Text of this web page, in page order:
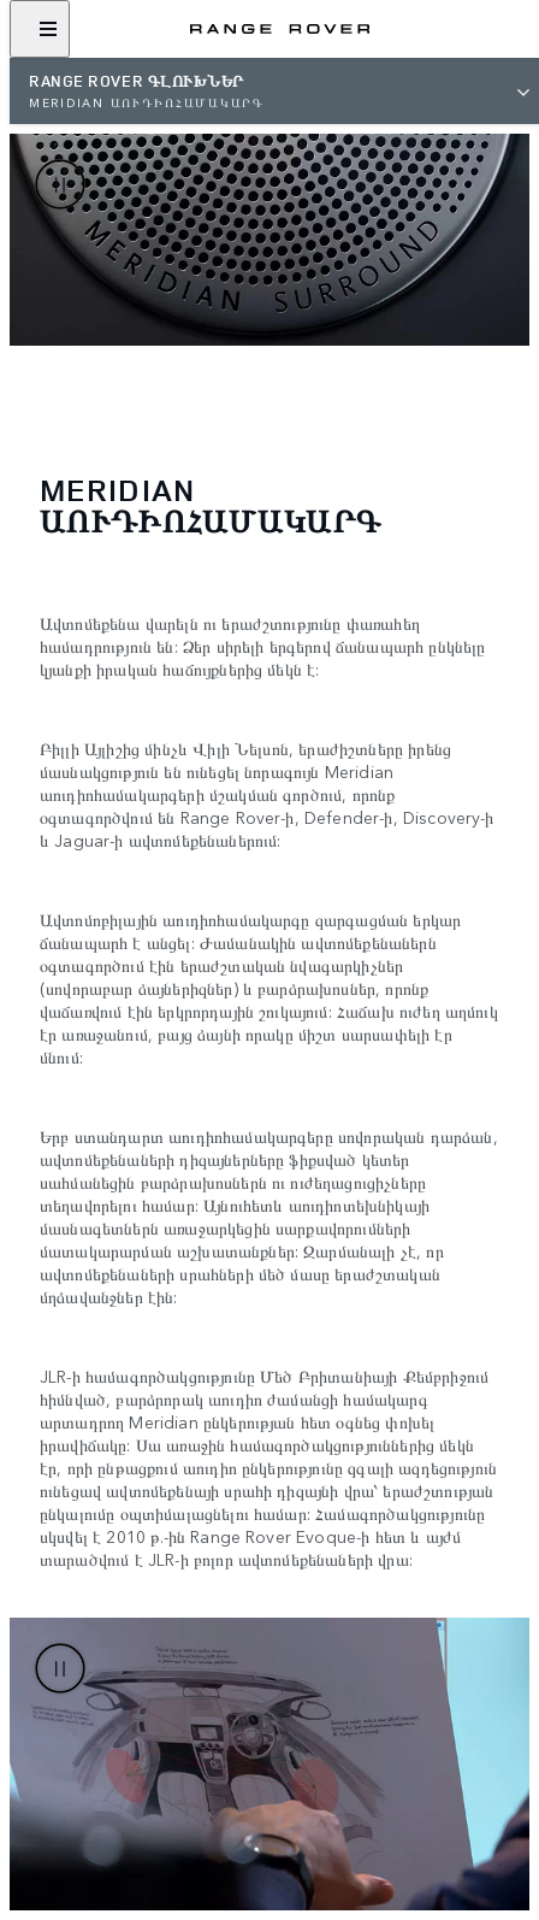
RANGE ROVER ԳԼՈՒԽՆԵՐ
MERIDIAN ԱՈՒԴԻՈՀԱՄԱԿԱՐԳ
MERIDIAN
ԱՈՒԴԻՈՀԱՄԱԿԱՐԳ
Ավտոմեքենա վարելն ու երաժշտությունը փառահեղ
համադրություն են: Ձեր սիրելի երգերով ճանապարհ ընկնելը
կյանքի իրական հաճույքներից մեկն է:
Բիլլի Այլիշից մինչև Վիլի Նելսոն, երաժիշտները իրենց
մասնակցություն են ունեցել նորագույն Meridian
աուդիոհամակարգերի մշակման գործում, որոնք
օգտագործվում են Range Rover-ի, Defender-ի, Discovery-ի
և Jaguar-ի ավտոմեքենաներում:
Ավտոմոբիլային աուդիոհամակարգը զարգացման երկար
ճանապարհ է անցել: Ժամանակին ավտոմեքենաներն
օգտագործում էին երաժշտական նվագարկիչներ
(սովորաբար ձայներիզներ) և բարձրախոսներ, որոնք
վաճառվում էին երկրորդային շուկայում: Հաճախ ուժեղ աղմուկ
էր առաջանում, բայց ձայնի որակը միշտ սարսափելի էր
մնում:
Երբ ստանդարտ աուդիոհամակարգերը սովորական դարձան,
ավտոմեքենաների դիզայներները ֆիքսված կետեր
սահմանեցին բարձրախոսներն ու ուժեղացուցիչները
տեղավորելու համար: Այնուհետև աուդիոտեխնիկայի
մասնագետներն առաջարկեցին սարքավորումների
մատակարարման աշխատանքներ: Զարմանալի չէ, որ
ավտոմեքենաների սրահների մեծ մասը երաժշտական
մղձավանջներ էին:
JLR-ի համագործակցությունը Մեծ Բրիտանիայի Քեմբրիջում
հիմնված, բարձրորակ աուդիո ժամանցի համակարգ
արտադրող Meridian ընկերության հետ օգնեց փոխել
իրավիճակը: Սա առաջին համագործակցություններից մեկն
էր, որի ընթացքում աուդիո ընկերությունը զգալի ազդեցություն
ունեցավ ավտոմեքենայի սրահի դիզայնի վրա՝ երաժշտության
ընկալումը օպտիմալացնելու համար: Համագործակցությունը
սկսվել է 2010 թ.-ին Range Rover Evoque-ի հետ և այժմ
տարածվում է JLR-ի բոլոր ավտոմեքենաների վրա: